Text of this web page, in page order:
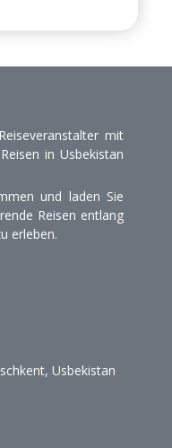
mit
in Usbekistan
und laden Sie
Reisen entlang
erleben.
Usbekistan